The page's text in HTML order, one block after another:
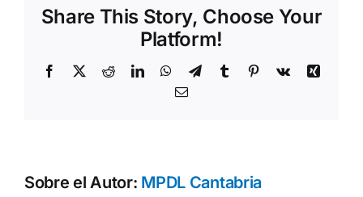
Share This Story, Choose Your
Platform!
Facebook
X RedditLinkedInWhatsApp
TelegramTumblr Pinterest
Vk
Xing
Correo
Sobre el Autor: MPDL Cantabria